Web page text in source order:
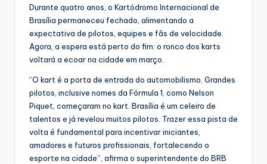
Durante quatro anos, o Kartódromo Internacional de
Brasília permaneceu fechado, alimentando a
expectativa de pilotos, equipes e fãs de velocidade.
Agora, a espera está perto do fim: o ronco dos karts
voltará a ecoar na cidade em março.
“O kart é a porta de entrada do automobilismo. Grandes
pilotos, inclusive nomes da Fórmula 1, como Nelson
Piquet, começaram no kart. Brasília é um celeiro de
talentos e já revelou muitos pilotos. Trazer essa pista de
volta é fundamental para incentivar iniciantes,
amadores e futuros profissionais, fortalecendo o
esporte na cidade”, afirma o superintendente do BRB